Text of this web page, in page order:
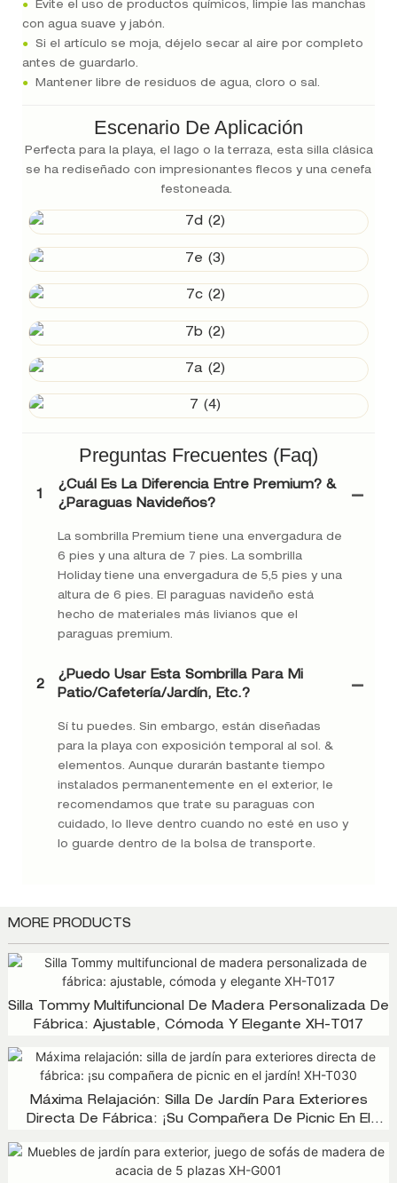
●
Evite el uso de productos químicos, limpie las manchas
con agua suave y jabón.
● Si el artículo se moja, déjelo secar al aire por completo
antes de guardarlo.
●
Mantener libre de residuos de agua, cloro o sal.
Escenario De Aplicación
Perfecta para la playa, el lago o la terraza, esta silla clásica
se ha rediseñado con impresionantes flecos y una cenefa
festoneada.
Preguntas Frecuentes (faq)
1
¿Cuál Es La Diferencia Entre Premium? &
¿Paraguas Navideños?
La sombrilla Premium tiene una envergadura de
6 pies y una altura de 7 pies. La sombrilla
Holiday tiene una envergadura de 5,5 pies y una
altura de 6 pies. El paraguas navideño está
hecho de materiales más livianos que el
paraguas premium.
2
¿Puedo Usar Esta Sombrilla Para Mi
Patio/cafetería/jardín, Etc.?
Sí tu puedes. Sin embargo, están diseñadas
para la playa con exposición temporal al sol. &
elementos. Aunque durarán bastante tiempo
instalados permanentemente en el exterior, le
recomendamos que trate su paraguas con
cuidado, lo lleve dentro cuando no esté en uso y
lo guarde dentro de la bolsa de transporte.
MORE PRODUCTS
Silla Tommy Multifuncional De Madera Personalizada De
Fábrica: Ajustable, Cómoda Y Elegante XH-T017
Máxima Relajación: Silla De Jardín Para Exteriores
Directa De Fábrica: ¡su Compañera De Picnic En El